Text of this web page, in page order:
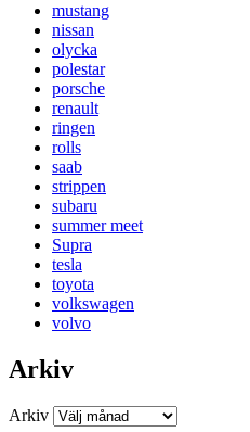
mustang
nissan
olycka
polestar
porsche
renault
ringen
rolls
saab
strippen
subaru
summer meet
Supra
tesla
toyota
volkswagen
volvo
Arkiv
Arkiv